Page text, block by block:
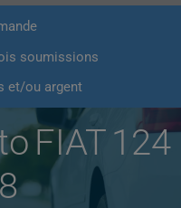
soumissions
et/ou argent
FIAT 124